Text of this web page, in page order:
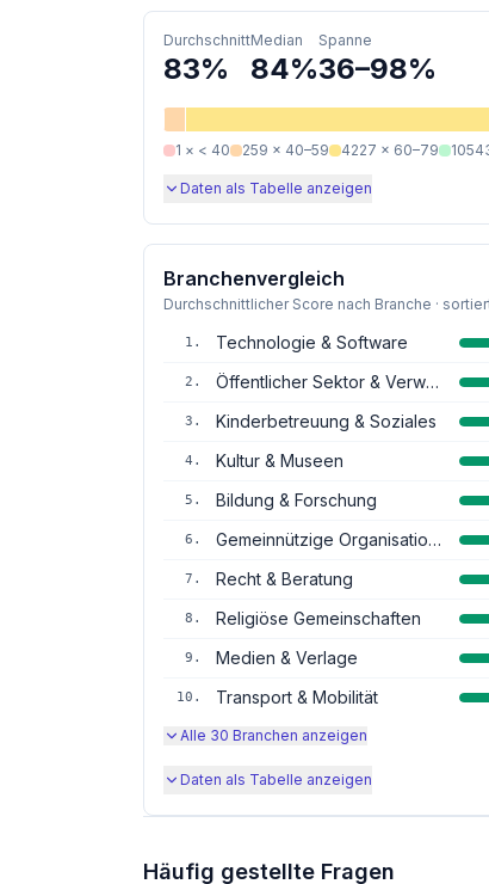
Durchschnitt
83%
Median
84%
Spanne
36–98%
1 × < 40 259 × 40–59 4227 × 60–79
Daten als Tabelle anzeigen
Branchenvergleich
Durchschnittlicher Score nach Branche ·
1 . Technologie & Software
2 . Öffentlicher Sektor & Verwaltung
3 . Kinderbetreuung & Soziales
4 . Kultur & Museen
5 . Bildung & Forschung
6 . Gemeinnützige Organisationen
7 . Recht & Beratung
8 . Religiöse Gemeinschaften
9 . Medien & Verlage
10 . Transport & Mobilität
Alle 30 Branchen anzeigen
Daten als Tabelle anzeigen
Häufig gestellte Fragen